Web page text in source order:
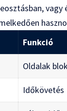
vagy
Funkció
Oldalak
Időkövetés